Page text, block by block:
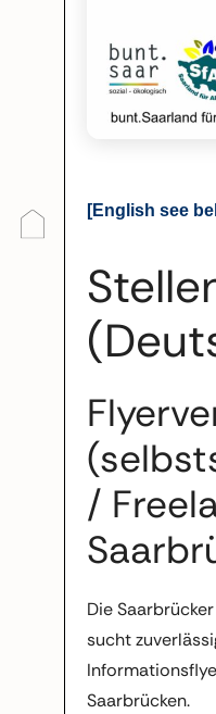
[English see
/
Die
sucht
Saarbrücken.